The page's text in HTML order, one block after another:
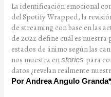
La identificación emocional
del Spotify Wrapped, la
de streaming con base en las
de 2022 define cuál es
estados de ánimo según las
nos muestra enstories para
datos ¿revelan realmente
Por Andrea Angulo